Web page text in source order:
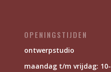
OPENINGSTIJDEN
ontwerpstudio
maandag t/m vrijdag: 10-